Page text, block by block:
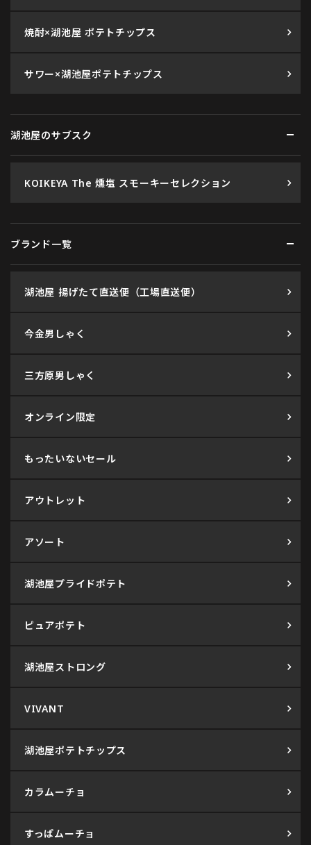
焼酎×湖池屋 ポテトチップス
サワー×湖池屋ポテトチップス
湖池屋のサブスク
KOIKEYA The 燻塩 スモーキーセレクション
ブランド一覧
湖池屋 揚げたて直送便（工場直送便）
今金男しゃく
三方原男しゃく
オンライン限定
もったいないセール
アウトレット
アソート
湖池屋プライドポテト
ピュアポテト
湖池屋ストロング
VIVANT
湖池屋ポテトチップス
カラムーチョ
すっぱムーチョ